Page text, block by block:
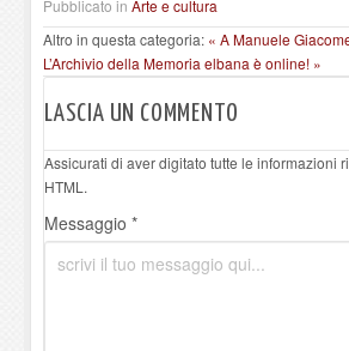
Pubblicato in Arte e cultura
Altro in questa categoria: « A Manuele
L’Archivio della Memoria elbana è online! »
LASCIA UN COMMENTO
Assicurati di aver digitato tutte le informazioni
HTML.
Messaggio *